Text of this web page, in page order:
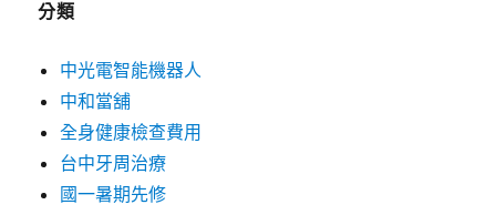
分類
中光電智能機器人
中和當舖
全身健康檢查費用
台中牙周治療
國一暑期先修